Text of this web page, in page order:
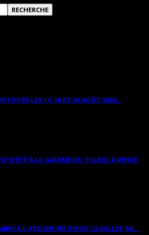
LES 14, 15 ET 16 AOÛT 2026...
D’ÉTÉ À LA GALERIE DU TILLEUL À VENCE
À L’ATELIER VÉRON DU 22 JUILLET AU...